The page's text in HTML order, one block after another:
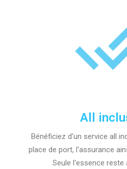
All
Bénéficiez d'un service all
place de port, l'assurance
Seule l'essence reste